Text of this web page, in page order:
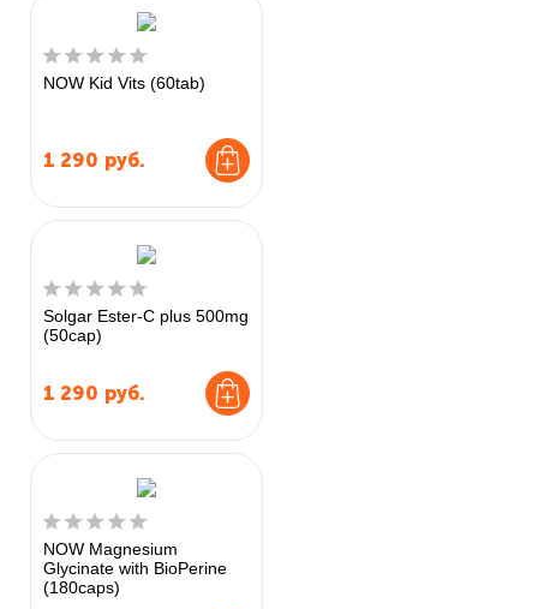
NOW Kid Vits (60tab)
1 290 руб.
Solgar Ester-C plus 500mg
(50cap)
1 290 руб.
NOW Magnesium
Glycinate with BioPerine
(180caps)